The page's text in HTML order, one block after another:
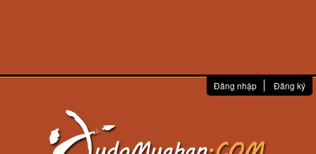
Đăng nhập Đăng ký